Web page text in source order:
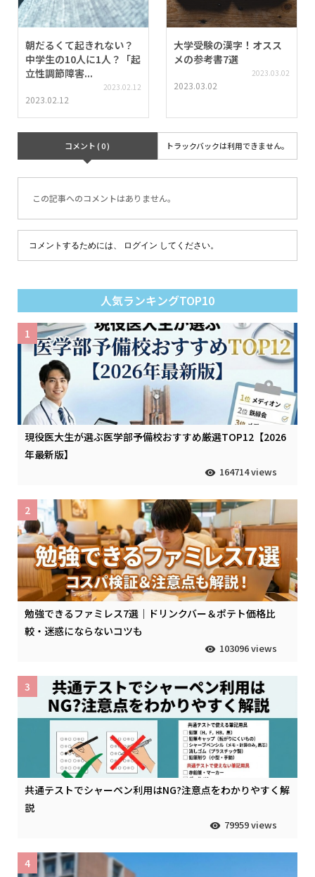
朝だるくて起きれない？
中学生の10人に1人？「起
立性調節障害...
2023.02.12
2023.02.12
大学受験の漢字！オスス
メの参考書7選
2023.03.02
2023.03.02
コメント ( 0 ) トラックバックは利用できません。
この記事へのコメントはありません。
コメントするためには、 ログイン してください。
人気ランキングTOP10
現役医大生が選ぶ医学部予備校おすすめ厳選TOP12【2026
年最新版】
164714 views
1
勉強できるファミレス7選｜ドリンクバー＆ポテト価格比
較・迷惑にならないコツも
103096 views
2
共通テストでシャーペン利用はNG?注意点をわかりやすく解
説
79959 views
3
4